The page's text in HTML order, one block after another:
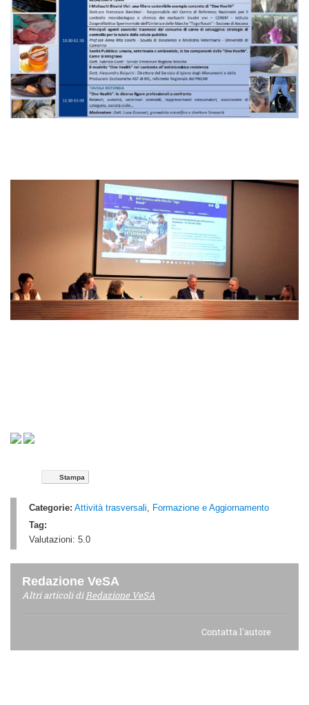
Stampa
Categorie: Attività trasversali
Formazione e Aggiornamento
Tag:
Valutazioni: 5.0
Redazione VeSA
Altri articoli diRedazione VeSA
Contatta l'autore